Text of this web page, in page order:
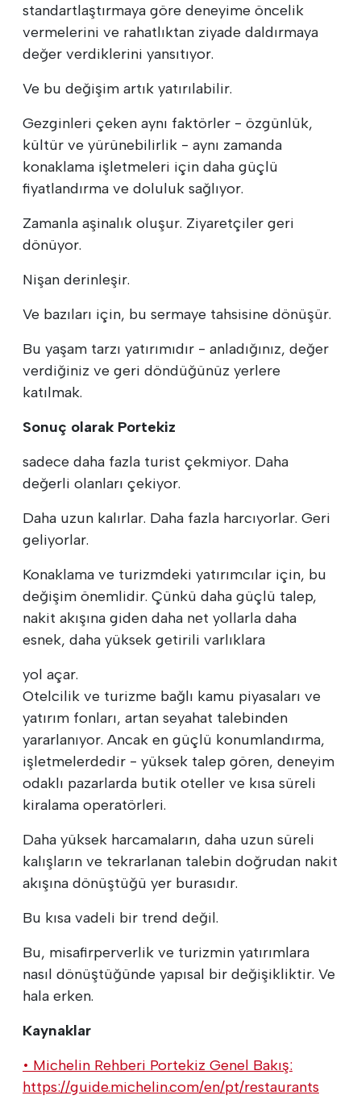
standartlaştırmaya göre deneyime öncelik
vermelerini ve rahatlıktan ziyade daldırmaya
değer verdiklerini yansıtıyor.
Ve bu değişim artık yatırılabilir.
Gezginleri çeken aynı faktörler - özgünlük,
kültür ve yürünebilirlik - aynı zamanda
konaklama işletmeleri için daha güçlü
fiyatlandırma ve doluluk sağlıyor.
Zamanla aşinalık oluşur. Ziyaretçiler geri
dönüyor.
Nişan derinleşir.
Ve bazıları için, bu sermaye tahsisine dönüşür.
Bu yaşam tarzı yatırımıdır - anladığınız, değer
verdiğiniz ve geri döndüğünüz yerlere
katılmak.
Sonuç olarak Portekiz
sadece daha fazla turist çekmiyor. Daha
değerli olanları çekiyor.
Daha uzun kalırlar. Daha fazla harcıyorlar. Geri
geliyorlar.
Konaklama ve turizmdeki yatırımcılar için, bu
değişim önemlidir. Çünkü daha güçlü talep,
nakit akışına giden daha net yollarla daha
esnek, daha yüksek getirili varlıklara
yol açar.
Otelcilik ve turizme bağlı kamu piyasaları ve
yatırım fonları, artan seyahat talebinden
yararlanıyor. Ancak en güçlü konumlandırma,
işletmelerdedir - yüksek talep gören, deneyim
odaklı pazarlarda butik oteller ve kısa süreli
kiralama operatörleri.
Daha yüksek harcamaların, daha uzun süreli
kalışların ve tekrarlanan talebin doğrudan nakit
akışına dönüştüğü yer burasıdır.
Bu kısa vadeli bir trend değil.
Bu, misafirperverlik ve turizmin yatırımlara
nasıl dönüştüğünde yapısal bir değişikliktir. Ve
hala erken.
Kaynaklar
• Michelin Rehberi Portekiz Genel Bakış:
https://guide.michelin.com/en/pt/restaurants